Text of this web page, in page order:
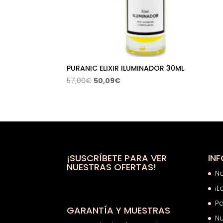
PURANIC ELIXIR ILUMINADOR 30ML
57,00€ El
50,09€El
¡SUSCRÍBETE PARA VER
NUESTRAS OFERTAS!
GARANTÍA Y MUESTRAS